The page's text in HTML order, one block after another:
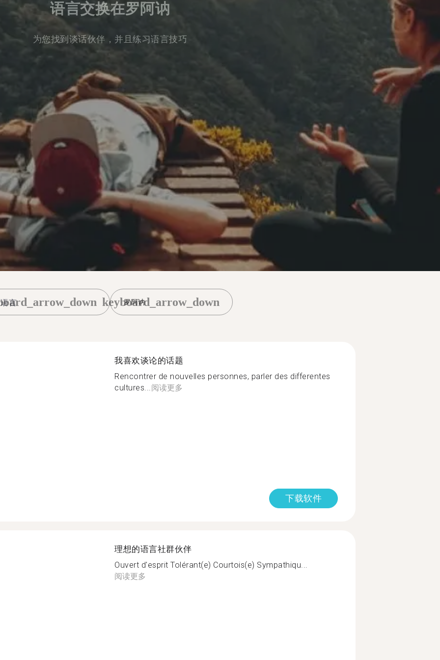
语言交换在罗阿讷
为您找到谈话伙伴，并且练习语言技巧
罗阿讷
keyboard_arrow_down
我喜欢谈论的话题
Rencontrer de nouvelles personnes, parler des differentes
cultures...阅读更多
下载软件
理想的语言社群伙伴
Ouvert d'esprit Tolérant(e) Courtois(e) Sympathiqu...
阅读更多